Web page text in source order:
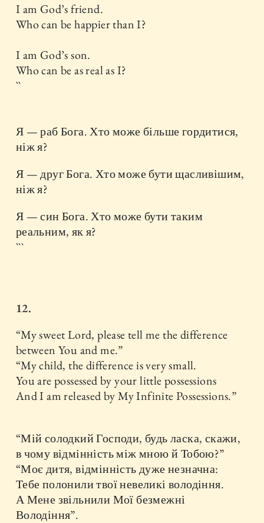
I am God’s friend.
Who can be happier than I?
I am God’s son.
Who can be as real as I?
``
Я — раб Бога. Хто може більше гордитися,
ніж я?
Я — друг Бога. Хто може бути щасливішим,
ніж я?
Я — син Бога. Хто може бути таким
реальним, як я?
```
12.
“My sweet Lord, please tell me the difference
between You and me.”
“My child, the difference is very small.
You are possessed by your little possessions
And I am released by My Infinite Possessions.”
“Мій солодкий Господи, будь ласка, скажи,
в чому відмінність між мною й Тобою?”
“Моє дитя, відмінність дуже незначна:
Тебе полонили твої невеликі володіння.
А Мене звільнили Мої безмежні
Володіння”.